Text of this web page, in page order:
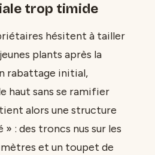
trop timide
hésitent à tailler
plants après la
rabattage initial,
haut sans se ramifier
alors une structure
» : des troncs nus sur les
et un toupet de